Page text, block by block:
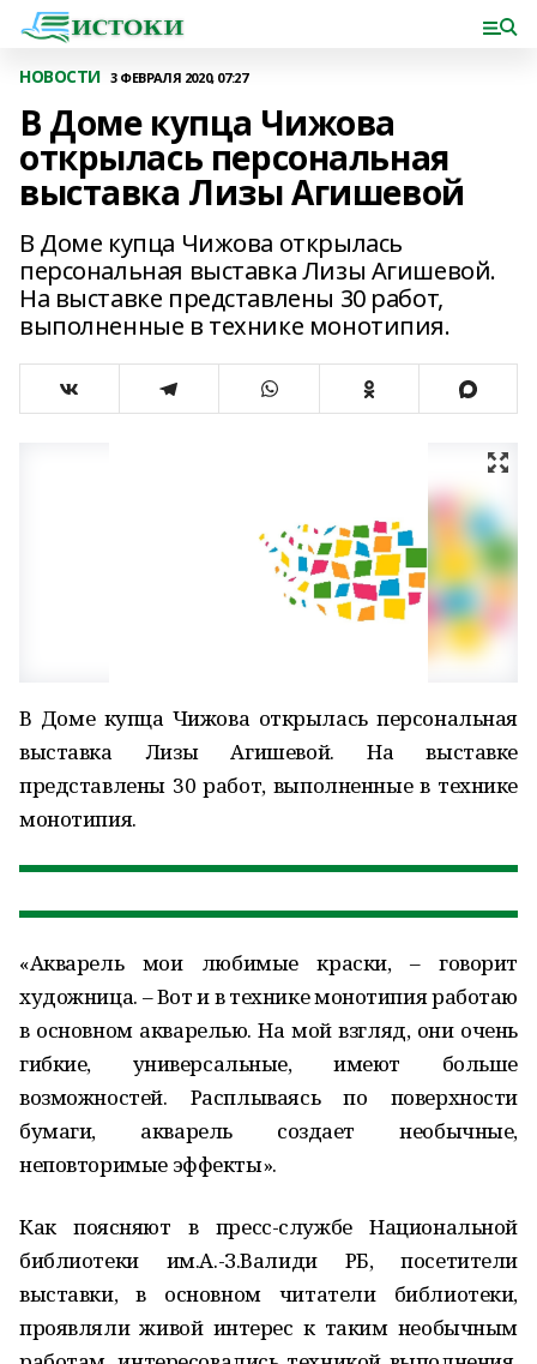
НОВОСТИ 3 ФЕВРАЛЯ 2020, 07:27
В Доме купца Чижова
открылась персональная
выставка Лизы Агишевой
В Доме купца Чижова открылась
персональная выставка Лизы Агишевой.
На выставке представлены 30 работ,
выполненные в технике монотипия.
В Доме купца Чижова открылась персональная
выставка Лизы Агишевой. На выставке
представлены 30 работ, выполненные в технике
монотипия.
«Акварель мои любимые краски, – говорит
художница. – Вот и в технике монотипия работаю
в основном акварелью. На мой взгляд, они очень
гибкие, универсальные, имеют больше
возможностей. Расплываясь по поверхности
бумаги, акварель создает необычные,
неповторимые эффекты».
Как поясняют в пресс-службе Национальной
библиотеки им.А.-З.Валиди РБ, посетители
выставки, в основном читатели библиотеки,
проявляли живой интерес к таким необычным